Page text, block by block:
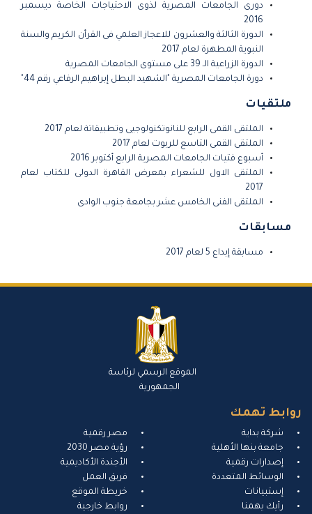
دورى الجامعات المصرية لذوى الاحتياجات الخاصة ديسمبر
2016
الدورة الثالثة والعشرون للاعجاز العلمي فى القرأن الكريم والسنة
النبوية المطهرة لعام 2017
الدورة الزراعية الـ 39 على مستوى الجامعات المصرية
دورة الجامعات المصرية "الشهيد البطل إبراهيم الرفاعي رقم 44"
ملتقيات
الملتقى القمى الرابع للنانوتكنولوجيى وتطبيقاتة لعام 2017
الملتقى القمى التاسع للربوت لعام 2017
أسبوع فتيات الجامعات المصرية الرابع أكتوبر 2016
الملتقى الاول للشعراء بمعرض القاهرة الدولى للكتاب لعام
2017
الملتقى الفنى الخامس عشر بجامعة جنوب الوادى
مسابقات
مسابقة إبداع 5 لعام 2017
الموقع الرسمي لرئاسة
الجمهورية
روابط تهمك
شركة بداية
جامعة بنها الأهلية
إصدارات رقمية
الوسائط المتعددة
إستبيانات
رأيك يهمنا
مصر رقمية
رؤية مصر 2030
الأجندة الأكاديمية
فريق العمل
خريطة الموقع
روابط خارجية